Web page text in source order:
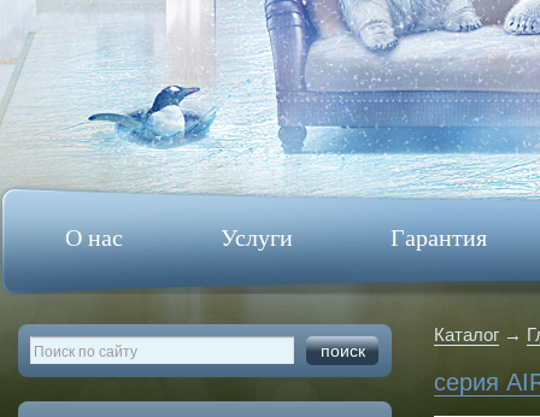
О нас Услуги Гарантия
Каталог →
серия